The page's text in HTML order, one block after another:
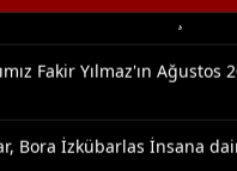
Fakir Yılmaz'ın Ağustos
Bora İzkübarlas İnsana dair
Geldi: